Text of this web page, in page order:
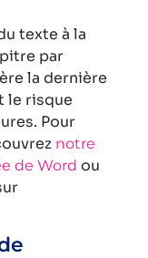
texte à la
par
la dernière
le risque
Pour
notre
de Word ou